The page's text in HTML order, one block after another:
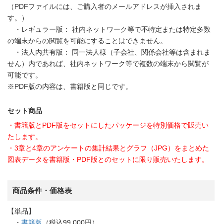
（PDFファイルには、ご購入者のメールアドレスが挿入されま
す。）
・レギュラー版： 社内ネットワーク等で不特定または特定多数
の端末からの閲覧を可能にすることはできません。
・法人内共有版： 同一法人様（子会社、関係会社等は含まれま
せん）内であれば、社内ネットワーク等で複数の端末から閲覧が
可能です。
※PDF版の内容は、書籍版と同じです。
セット商品
・書籍版とPDF版をセットにしたパッケージを特別価格で販売い
たします。
・3章と4章のアンケートの集計結果とグラフ（JPG）をまとめた
図表データを書籍版・PDF版とのセットに限り販売いたします。
商品条件・価格表
【単品】
・ 書籍版 （税込99,000円）